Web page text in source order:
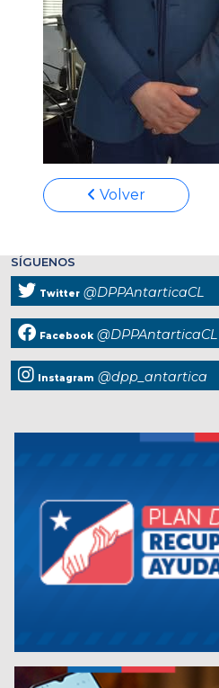
Volver
SÍGUENOS
Twitter @DPPAntarticaCL
Facebook @DPPAntarticaCL
Instagram @dpp_antartica